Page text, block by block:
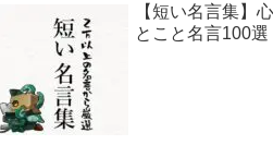
【短い名言集】
とこと名言100選